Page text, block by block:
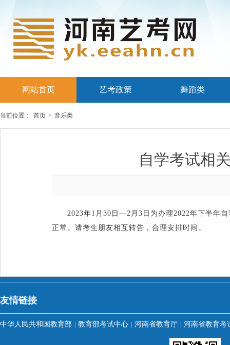
网站首页 艺考政策 舞蹈类
> 音乐类
当前位置： 首页
自学考试相
2023年1月30日—2月3日为办理2022年下半年自
正常。请考生朋友相互转告，合理安排时间。
友情链接
中华人民共和国教育部 教育部考试中心 河南省教育厅 河南省教育考